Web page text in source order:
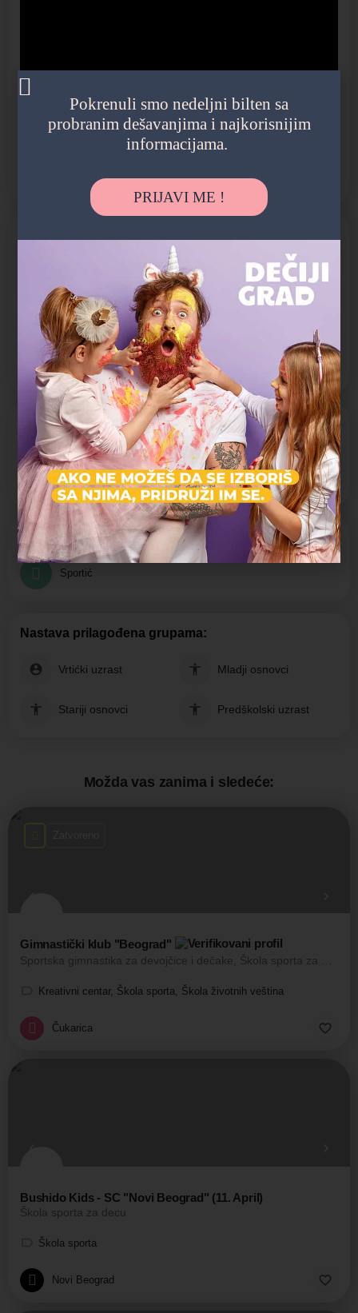
O NASTAVI
Nastava prilagođena uzrastu:
Vrtićki uzrast, Mladji osnovci, Stariji osnovci, Predškolski uzrast
PROGRAMI SPORTOVA:
Sportić
Nastava prilagođena grupama:
Vrtićki uzrast Mladji osnovci
Stariji osnovci Predškolski uzrast
Možda vas zanima i sledeće:
Gimnastički klub "Beograd"
Kreativni centar, Škola sporta, Škola životnih veština
Čukarica
Bushido Kids - SC "Novi Beograd" (11. April)
Škola sporta za decu
Škola sporta
Novi Beograd
Pokrenuli smo nedeljni bilten sa
probranim dešavanjima i najkorisnijim
informacijama.
PRIJAVI ME !